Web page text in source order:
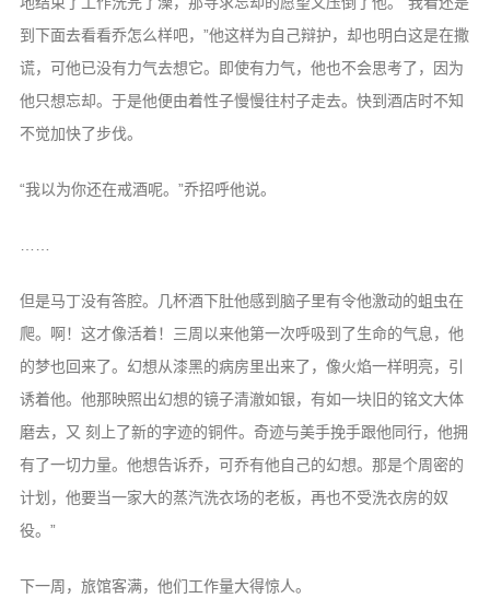
到下面去看看乔怎么样吧，”他这样为自己辩护，却也明白这是在撒
谎，可他已没有力气去想它。即使有力气，他也不会思考了，因为
他只想忘却。于是他便由着性子慢慢往村子走去。快到酒店时不知
不觉加快了步伐。
“我以为你还在戒酒呢。”乔招呼他说。
但是马丁没有答腔。几杯酒下肚他感到脑子里有令他激动的蛆虫在
爬。啊！这才像活着！三周以来他第一次呼吸到了生命的气息，他
的梦也回来了。幻想从漆黑的病房里出来了，像火焰一样明亮，引
诱着他。他那映照出幻想的镜子清澈如银，有如一块旧的铭文大体
磨去，又 刻上了新的字迹的铜件。奇迹与美手挽手跟他同行，他拥
有了一切力量。他想告诉乔，可乔有他自己的幻想。那是个周密的
计划，他要当一家大的蒸汽洗衣场的老板，再也不受洗衣房的奴
役。”
下一周，旅馆客满，他们工作量大得惊人。